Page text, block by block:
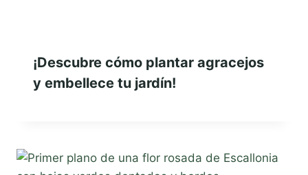
¡Descubre cómo plantar agracejos
y embellece tu jardín!